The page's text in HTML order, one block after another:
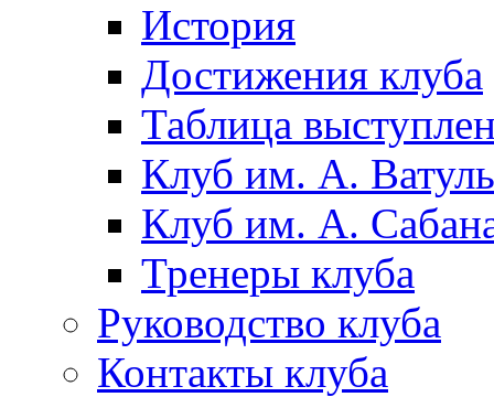
История
Достижения клуба
Таблица
Клуб им. А.
Клуб им. А.
Тренеры клуба
Руководство клуба
Контакты клуба